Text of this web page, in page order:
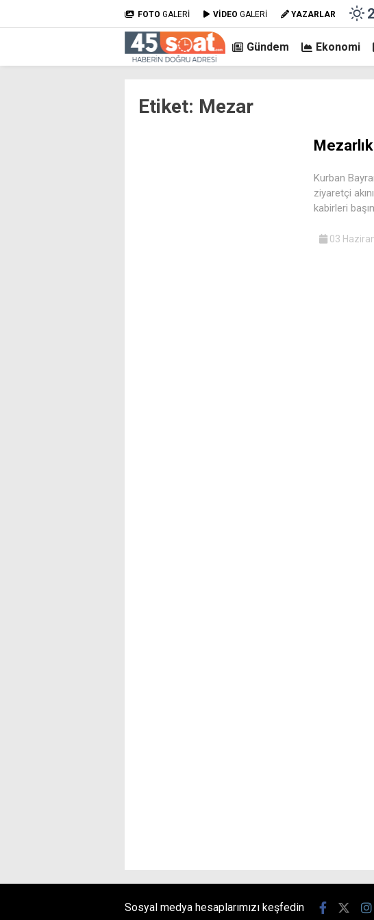
FOTO GALERİ VİDEO GALERİ YAZARLAR
Gündem Ekonomi
Etiket: Mezar
Kurban
ziyaretçi
kabirleri
03
Sosyal medya hesaplarımızı keşfedin